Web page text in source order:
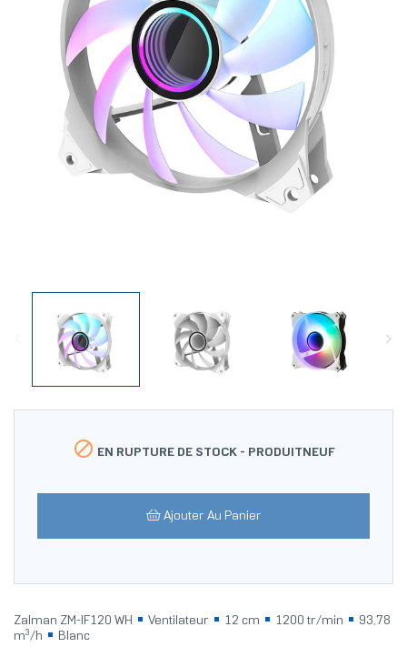
 EN RUPTURE DE STOCK - PRODUITNEUF
Ajouter Au Panier
Zalman ZM-IF120 WH Ventilateur 12 cm 1200 tr/min
93,78
m³/h
Blanc